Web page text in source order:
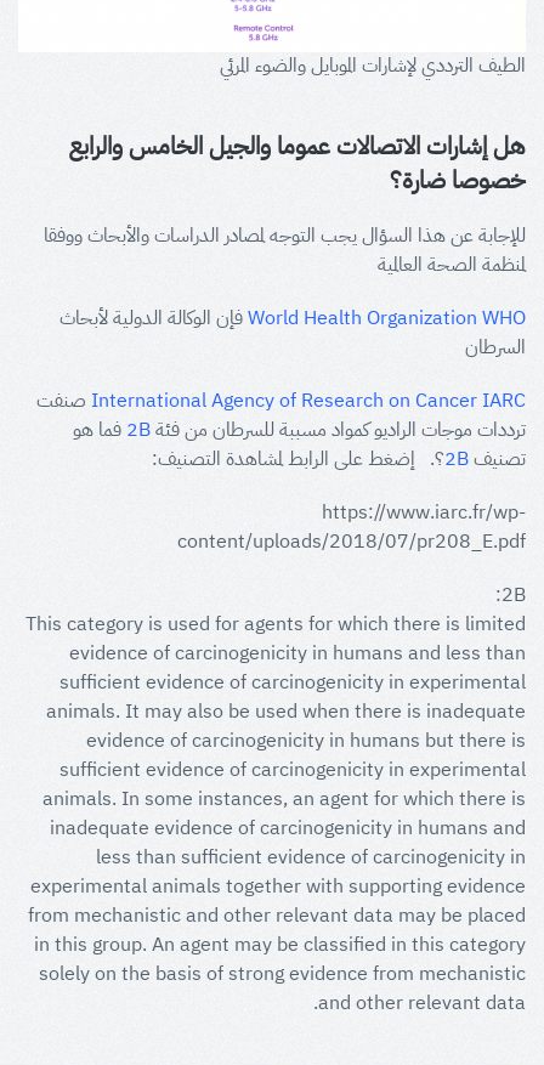
الطيف الترددي لإشارات الموبايل والضوء المرئي
هل إشارات الاتصالات عموما والجيل الخامس والرابع
خصوصا ضارة؟
للإجابة عن هذا السؤال يجب التوجه لمصادر الدراسات والأبحاث ووفقا
لمنظمة الصحة العالمية
World Health Organization WHOفإن الوكالة الدولية لأبحاث
السرطان
International Agency of Research on Cancer IARC صنفت
ترددات موجات الراديو كمواد مسببة للسرطان من فئة
فما هو
تصنيف
؟. إضغط على الرابط لمشاهدة التصنيف:
https://www.iarc.fr/wp-
content/uploads/2018/07/pr208_E.pdf
2B:
This category is used for agents for which there is limited
evidence of carcinogenicity in humans and less than
sufficient evidence of carcinogenicity in experimental
animals. It may also be used when there is inadequate
evidence of carcinogenicity in humans but there is
sufficient evidence of carcinogenicity in experimental
animals. In some instances, an agent for which there is
inadequate evidence of carcinogenicity in humans and
less than sufficient evidence of carcinogenicity in
experimental animals together with supporting evidence
from mechanistic and other relevant data may be placed
in this group. An agent may be classified in this category
solely on the basis of strong evidence from mechanistic
and other relevant data.